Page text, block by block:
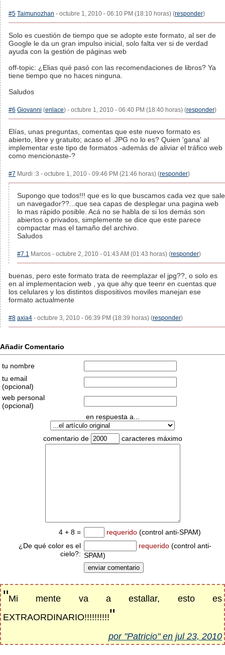
#5 Taimunozhan - octubre 1, 2010 - 06:10 PM (18:10 horas) (responder)
Solo es cuestión de tiempo que se adopte este formato, al ser de
Google le da un gran impulso inicial, solo falta ver si de verdad
ayuda con la gestión de páginas web
off-topic: ¿Elias qué pasó con las recomendaciones de libros? Ya
tiene tiempo que no haces ninguna.
Saludos
#6 Giovanni (enlace) - octubre 1, 2010 - 06:40 PM (18:40 horas) (responder)
Elías, unas preguntas, comentas que este nuevo formato es
abierto, libre y gratuito; acaso el .JPG no lo es? Quien 'gana' al
implementar este tipo de formatos -además de aliviar el tráfico web
como mencionaste-?
#7 Murdi :3 - octubre 1, 2010 - 09:46 PM (21:46 horas) (responder)
Supongo que todos!!! que es lo que buscamos cada vez que sale
un navegador??...que sea capas de desplegar una pagina web
lo mas rápido posible. Acá no se habla de si los demás son
abiertos o privados, simplemente se dice que este parece
compactar mas el tamaño del archivo.
Saludos
#7.1 Marcos - octubre 2, 2010 - 01:43 AM (01:43 horas) (responder)
buenas, pero este formato trata de reemplazar el jpg??, o solo es
en al implementacion web , ya que ahy que teenr en cuentas que
los celulares y los distintos dispositivos moviles manejan ese
formato actualmente
#8 axia4 - octubre 3, 2010 - 06:39 PM (18:39 horas) (responder)
Añadir Comentario
tu nombre
tu email
(opcional)
web personal
(opcional)
en respuesta a...
comentario de caracteres máximo
4 + 8 = requerido (control anti-SPAM)
¿De qué color es el
cielo?:
requerido (control anti-
SPAM)
"Mi mente va a estallar, esto es
EXTRAORDINARIO!!!!!!!!!!"
por "Patricio" en jul 23, 2010